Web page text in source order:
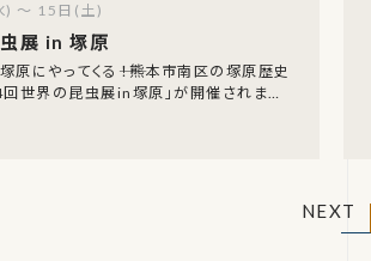
展 in 塚原
原にやってくる――！熊本市南区の塚原歴史
世界の昆虫展in塚原」が開催されます。
～ 15日(土)
NEXT